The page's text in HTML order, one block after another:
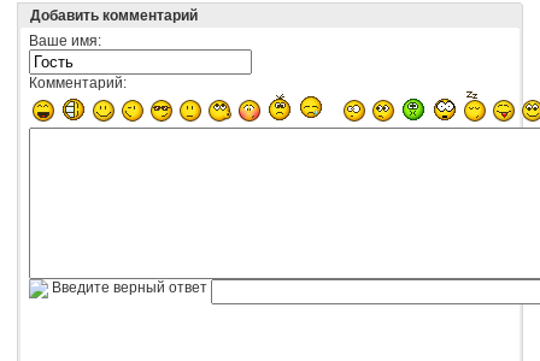
Добавить комментарий
Ваше имя:
Комментарий:
Введите верный ответ